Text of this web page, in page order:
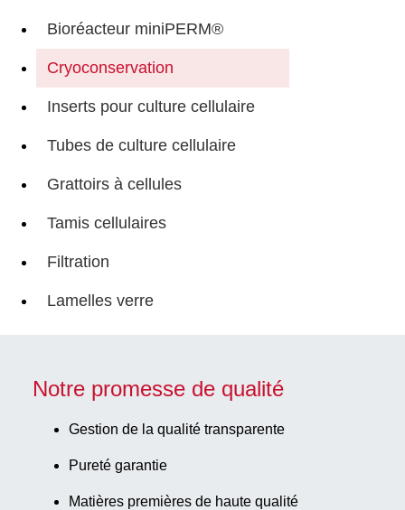
Bioréacteur miniPERM®
Cryoconservation
Inserts pour culture cellulaire
Tubes de culture cellulaire
Grattoirs à cellules
Tamis cellulaires
Filtration
Lamelles verre
Notre promesse de qualité
Gestion de la qualité transparente
Pureté garantie
Matières premières de haute qualité